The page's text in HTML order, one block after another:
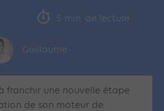
5 min. de lecture
Guillaume
franchir une nouvelle étape
de son moteur de